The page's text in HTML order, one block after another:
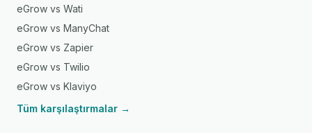
eGrow vs Wati
eGrow vs ManyChat
eGrow vs Zapier
eGrow vs Twilio
eGrow vs Klaviyo
Tüm karşılaştırmalar →